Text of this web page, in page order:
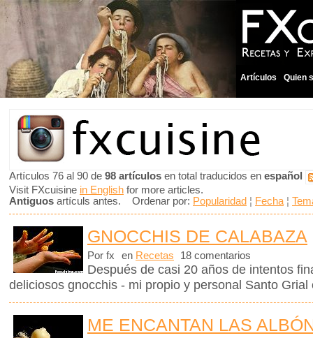
Artículos Quien
Artículos 76 al 90 de 98 artículos en total traducidos en español
Visit FXcuisine in English for more articles.
Antiguos artículs antes. Ordenar por: Popularidad ¦ Fecha ¦
GNOCCHIS DE CALABAZA
Por fx en Recetas 18 comentarios
Después de casi 20 años de intentos
deliciosos gnocchis - mi propio y personal Santo Grial
ME ENCANTAN LAS